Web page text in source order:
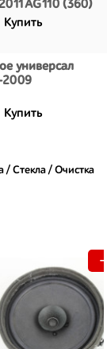
(360)
Купить
универсал
2009
Купить
/ Стекла / Очистка
-